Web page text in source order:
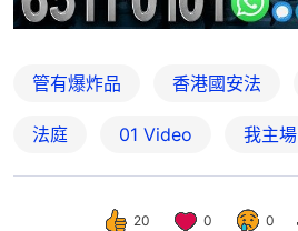
管有爆炸品 香港國安法
法庭 01 Video 我主場
20 0 0